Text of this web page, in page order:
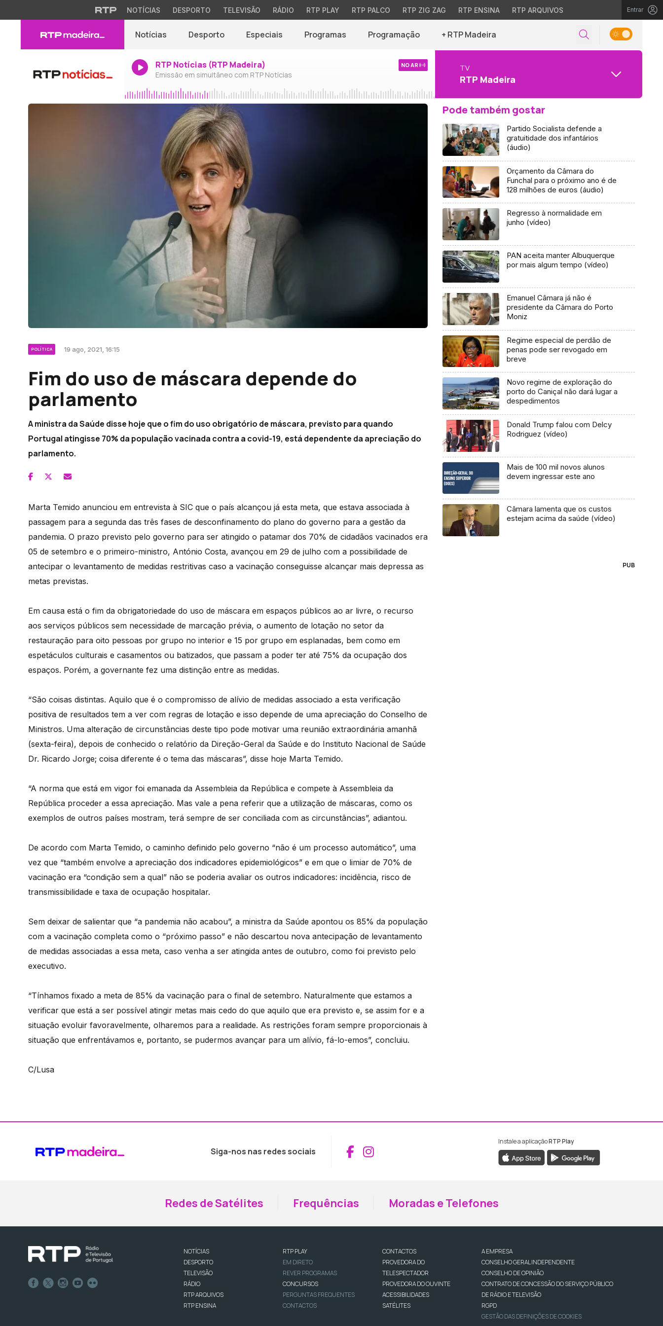
NOTÍCIAS DESPORTO TELEVISÃO RÁDIO RTP PLAY RTP PALCO RTP ZIG ZAG RTP ENSINA RTP ARQUIVOS Entrar
Notícias Desporto Especiais Programas Programação + RTP Madeira
RTP Notícias (RTP Madeira)
Emissão em simultâneo com RTP Notícias
NO AR TV
RTP Madeira
POLÍTICA 19 ago, 2021, 16:15
Fim do uso de máscara depende do
parlamento
A ministra da Saúde disse hoje que o fim do uso obrigatório de máscara, previsto para quando
Portugal atingisse 70% da população vacinada contra a covid-19, está dependente da apreciação do
parlamento.
Marta Temido anunciou em entrevista à SIC que o país alcançou já esta meta, que estava associada à
passagem para a segunda das três fases de desconfinamento do plano do governo para a gestão da
pandemia. O prazo previsto pelo governo para ser atingido o patamar dos 70% de cidadãos vacinados era
05 de setembro e o primeiro-ministro, António Costa, avançou em 29 de julho com a possibilidade de
antecipar o levantamento de medidas restritivas caso a vacinação conseguisse alcançar mais depressa as
metas previstas.
Em causa está o fim da obrigatoriedade do uso de máscara em espaços públicos ao ar livre, o recurso
aos serviços públicos sem necessidade de marcação prévia, o aumento de lotação no setor da
restauração para oito pessoas por grupo no interior e 15 por grupo em esplanadas, bem como em
espetáculos culturais e casamentos ou batizados, que passam a poder ter até 75% da ocupação dos
espaços. Porém, a governante fez uma distinção entre as medidas.
“São coisas distintas. Aquilo que é o compromisso de alívio de medidas associado a esta verificação
positiva de resultados tem a ver com regras de lotação e isso depende de uma apreciação do Conselho de
Ministros. Uma alteração de circunstâncias deste tipo pode motivar uma reunião extraordinária amanhã
(sexta-feira), depois de conhecido o relatório da Direção-Geral da Saúde e do Instituto Nacional de Saúde
Dr. Ricardo Jorge; coisa diferente é o tema das máscaras”, disse hoje Marta Temido.
“A norma que está em vigor foi emanada da Assembleia da República e compete à Assembleia da
República proceder a essa apreciação. Mas vale a pena referir que a utilização de máscaras, como os
exemplos de outros países mostram, terá sempre de ser conciliada com as circunstâncias”, adiantou.
De acordo com Marta Temido, o caminho definido pelo governo “não é um processo automático”, uma
vez que “também envolve a apreciação dos indicadores epidemiológicos” e em que o limiar de 70% de
vacinação era “condição sem a qual” não se poderia avaliar os outros indicadores: incidência, risco de
transmissibilidade e taxa de ocupação hospitalar.
Sem deixar de salientar que “a pandemia não acabou”, a ministra da Saúde apontou os 85% da população
com a vacinação completa como o “próximo passo” e não descartou nova antecipação de levantamento
de medidas associadas a essa meta, caso venha a ser atingida antes de outubro, como foi previsto pelo
executivo.
“Tínhamos fixado a meta de 85% da vacinação para o final de setembro. Naturalmente que estamos a
verificar que está a ser possível atingir metas mais cedo do que aquilo que era previsto e, se assim for e a
situação evoluir favoravelmente, olharemos para a realidade. As restrições foram sempre proporcionais à
situação que enfrentávamos e, portanto, se pudermos avançar para um alívio, fá-lo-emos”, concluiu.
C/Lusa
Pode também gostar
Partido Socialista defende a
gratuitidade dos infantários
(áudio)
Orçamento da Câmara do
Funchal para o próximo ano é de
128 milhões de euros (áudio)
Regresso à normalidade em
junho (vídeo)
PAN aceita manter Albuquerque
por mais algum tempo (vídeo)
Emanuel Câmara já não é
presidente da Câmara do Porto
Moniz
Regime especial de perdão de
penas pode ser revogado em
breve
Novo regime de exploração do
porto do Caniçal não dará lugar a
despedimentos
Donald Trump falou com Delcy
Rodriguez (vídeo)
Mais de 100 mil novos alunos
devem ingressar este ano
Câmara lamenta que os custos
estejam acima da saúde (vídeo)
PUB
Siga-nos nas redes sociais Aceder ao Facebook da RTP Madeira
Aceder ao Instagram da RTP Madeira
Instale a aplicaçãoRTP Play
Redes de Satélites Frequências Moradas e Telefones
NOTÍCIAS
DESPORTO
TELEVISÃO
RÁDIO
RTP ARQUIVOS
RTP ENSINA
RTP PLAY
EM DIRETO
REVER PROGRAMAS
CONCURSOS
PERGUNTAS FREQUENTES
CONTACTOS
CONTACTOS
PROVEDORA DO
TELESPECTADOR
PROVEDORA DO OUVINTE
ACESSIBILIDADES
SATÉLITES
A EMPRESA
CONSELHO GERAL INDEPENDENTE
CONSELHO DE OPINIÃO
CONTRATO DE CONCESSÃO DO SERVIÇO PÚBLICO
DE RÁDIO E TELEVISÃO
RGPD
GESTÃO DAS DEFINIÇÕES DE COOKIES